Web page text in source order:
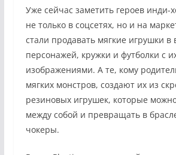
Уже сейчас заметить героев инди-
не только в соцсетях, но и на
стали продавать мягкие игрушки в
персонажей, кружки и футболки с
изображениями. А те, кому
мягких монстров, создают их из
резиновых игрушек, которые
между собой и превращать в
чокеры.